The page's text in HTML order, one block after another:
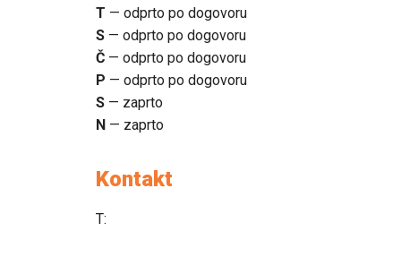
T — odprto po dogovoru
S— odprto po dogovoru
Č— odprto po dogovoru
P — odprto po dogovoru
S— zaprto
N— zaprto
Kontakt
T: